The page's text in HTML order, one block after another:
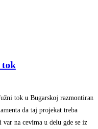
tok
tok u Bugarskoj razmontiran
da taj projekat treba
na cevima u delu gde se iz